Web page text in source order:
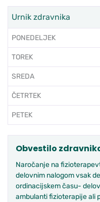
Urnik zdravnika
PONEDELJEK
TOREK
SREDA
ČETRTEK
PETEK
Obvestilo
Naročanje na
delovnim nalogom vsak
ordinacijskem času-
ambulanti fizioterapije ali